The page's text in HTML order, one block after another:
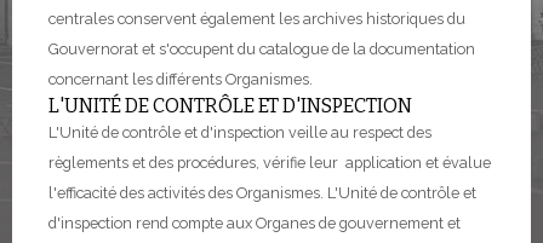
centrales conservent également les archives historiques du
Gouvernorat et s'occupent du catalogue de la documentation
concernant les différents Organismes.
L'UNITÉ DE CONTRÔLE ET D'INSPECTION
L'Unité de contrôle et d'inspection veille au respect des
règlements et des procédures, vérifie leur application et évalue
l'efficacité des activités des Organismes. L'Unité de contrôle et
d'inspection rend compte aux Organes de gouvernement et